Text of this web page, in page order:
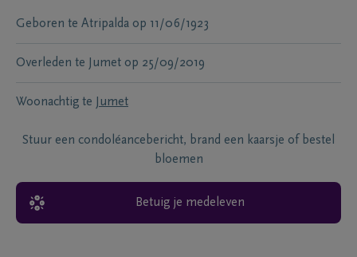
Geboren te Atripalda op 11/06/1923
Overleden te Jumet op 25/09/2019
Woonachtig te Jumet
Stuur een condoléancebericht, brand een kaarsje of bestel
bloemen
Betuig je medeleven